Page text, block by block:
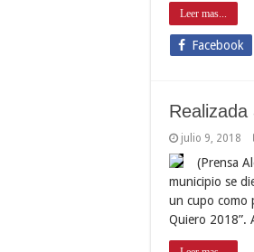
Leer mas...
Facebook
julio 9, 2018
(Prensa
municipio se
un cupo como
Quiero 2018”.